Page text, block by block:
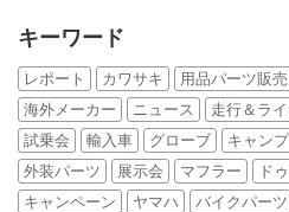
キーワード
レポート カワサキ 用品パーツ販
海外メーカー
ニュース 走行＆ラ
試乗会
輸入車 グローブ キャン
外装パーツ
展示会 マフラー ド
キャンペーン
ヤマハ バイクパーツ